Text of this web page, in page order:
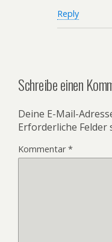
Reply
Schreibe einen
Deine E-Mail-
Erforderliche Felder
Kommentar*